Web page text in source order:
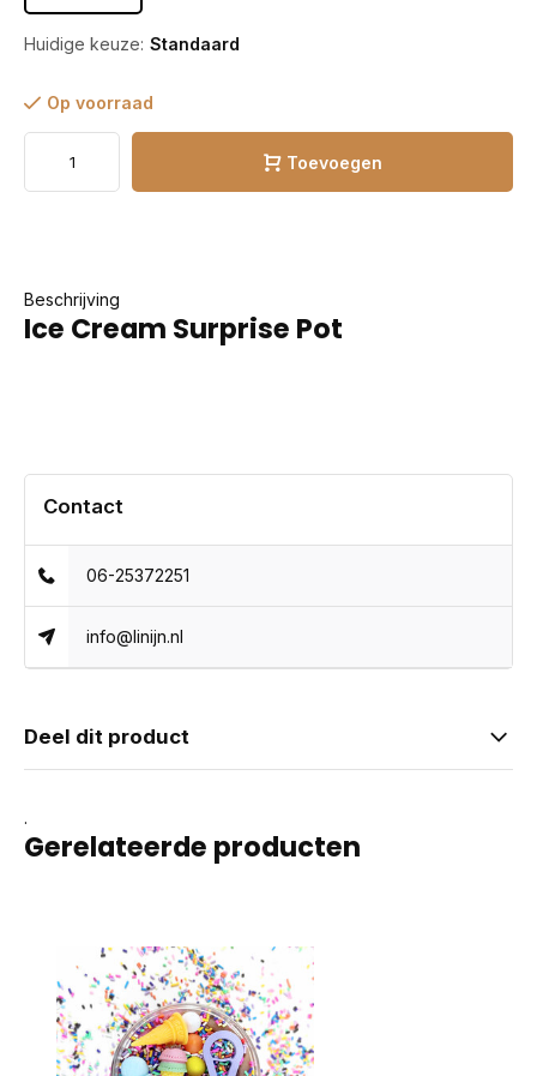
Huidige keuze: Standaard
Op voorraad
Toevoegen
Beschrijving
Ice Cream Surprise Pot
Contact
06-25372251
info@linijn.nl
Deel dit product
.
Gerelateerde producten